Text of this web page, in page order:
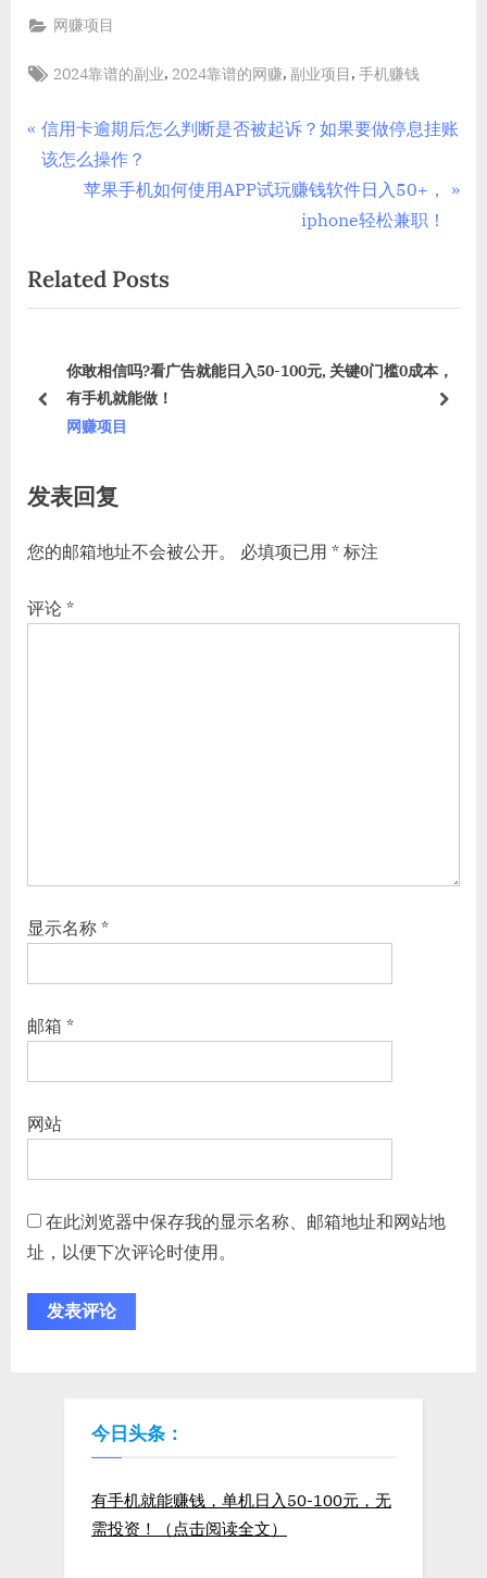
网赚项目
Tags:
2024靠谱的副业, 2024靠谱的网赚,副业项目 ,手机赚钱
文
章
航
P
r
o
u
o
:
信用卡逾期后怎么判断是否被起诉？如果要做停息挂账
该怎么操作？
N
t
P
s
t
:
苹果手机如何使用APP试玩赚钱软件日入50+，
iphone轻松兼职！
Related Posts
苹果手机如何使用APP试玩赚钱软件日入50+，iphone
兼职！
网赚项目
prev next
发表回复
您的邮箱地址不会被公开。 必填项已用 * 标注
评论 *
显示名称 *
邮箱 *
网站
在此浏览器中保存我的显示名称、邮箱地址和网站地
址，以便下次评论时使用。
今日头条：
有手机就能赚钱，单机日入50-100元，无
需投资！（点击阅读全文）